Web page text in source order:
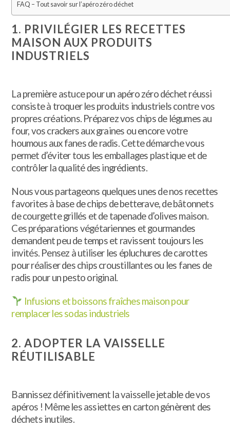
FAQ – Tout savoir sur l’apéro zéro déchet
1. PRIVILÉGIER LES RECETTES
MAISON AUX PRODUITS
INDUSTRIELS
La première astuce pour un apéro zéro déchet réussi
consiste à troquer les produits industriels contre vos
propres créations. Préparez vos chips de légumes au
four, vos crackers aux graines ou encore votre
houmous aux fanes de radis. Cette démarche vous
permet d’éviter tous les emballages plastique et de
contrôler la qualité des ingrédients.
Nous vous partageons quelques unes de nos recettes
favorites à base de chips de betterave, de bâtonnets
de courgette grillés et de tapenade d’olives maison.
Ces préparations végétariennes et gourmandes
demandent peu de temps et ravissent toujours les
invités. Pensez à utiliser les épluchures de carottes
pour réaliser des chips croustillantes ou les fanes de
radis pour un pesto original.
Infusions et boissons fraîches maison pour
remplacer les sodas industriels
2. ADOPTER LA VAISSELLE
RÉUTILISABLE
Bannissez définitivement la vaisselle jetable de vos
apéros ! Même les assiettes en carton génèrent des
déchets inutiles.